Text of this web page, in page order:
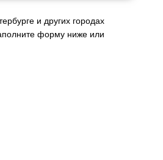
и других городах
форму ниже или